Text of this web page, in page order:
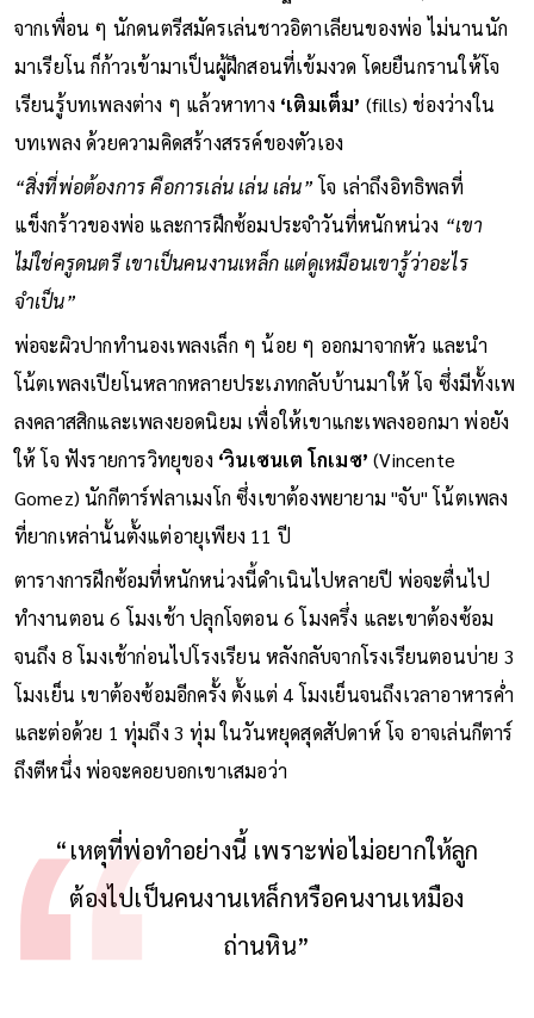
ช่วงแรก โจ ได้รับการสอนคอร์ดพื้นฐาน อย่างคอร์ด G, D และ A
จากเพื่อน ๆ นักดนตรีสมัครเล่นชาวอิตาเลียนของพ่อ ไม่นานนัก
มาเรียโน ก็ก้าวเข้ามาเป็นผู้ฝึกสอนที่เข้มงวด โดยยืนกรานให้โจ
เรียนรู้บทเพลงต่าง ๆ แล้วหาทาง‘เติมเต็ม’
บทเพลง ด้วยความคิดสร้างสรรค์ของตัวเอง
“สิ่งที่พ่อต้องการ คือการเล่น เล่น เล่น”โจ เล่าถึงอิทธิพลที่
แข็งกร้าวของพ่อ และการฝึกซ้อมประจำวันที่หนักหน่วง“เขา
ไม่ใช่ครูดนตรี เขาเป็นคนงานเหล็ก แต่ดูเหมือนเขารู้ว่าอะไร
จำเป็น”
พ่อจะผิวปากทำนองเพลงเล็ก ๆ น้อย ๆ ออกมาจากหัว และนำ
โน้ตเพลงเปียโนหลากหลายประเภทกลับบ้านมาให้ โจ ซึ่งมีทั้งเพ
ลงคลาสสิกและเพลงยอดนิยม เพื่อให้เขาแกะเพลงออกมา พ่อยัง
ให้ โจ ฟังรายการวิทยุของ‘วินเซนเต โกเมซ’(Vincente
Gomez) นักกีตาร์ฟลาเมงโก ซึ่งเขาต้องพยายาม "จับ" โน้ตเพลง
ที่ยากเหล่านั้นตั้งแต่อายุเพียง 11 ปี
ตารางการฝึกซ้อมที่หนักหน่วงนี้ดำเนินไปหลายปี พ่อจะตื่นไป
ทำงานตอน 6 โมงเช้า ปลุกโจตอน 6 โมงครึ่ง และเขาต้องซ้อม
จนถึง 8 โมงเช้าก่อนไปโรงเรียน หลังกลับจากโรงเรียนตอนบ่าย 3
โมงเย็น เขาต้องซ้อมอีกครั้ง ตั้งแต่ 4 โมงเย็นจนถึงเวลาอาหารค่ำ
และต่อด้วย 1 ทุ่มถึง 3 ทุ่ม ในวันหยุดสุดสัปดาห์ โจ อาจเล่นกีตาร์
“เหตุที่พ่อทำอย่างนี้ เพราะพ่อไม่อยากให้ลูก
ต้องไปเป็นคนงานเหล็กหรือคนงานเหมือง